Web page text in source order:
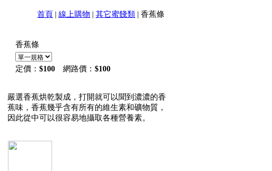
首頁 | 線上購物 | 其它蜜餞類 | 香蕉條
香蕉條
定價： $100 網路價： $100
嚴選香蕉烘乾製成，打開就可以聞到濃濃的香
蕉味，香蕉幾乎含有所有的維生素和礦物質，
因此從中可以很容易地攝取各種營養素。